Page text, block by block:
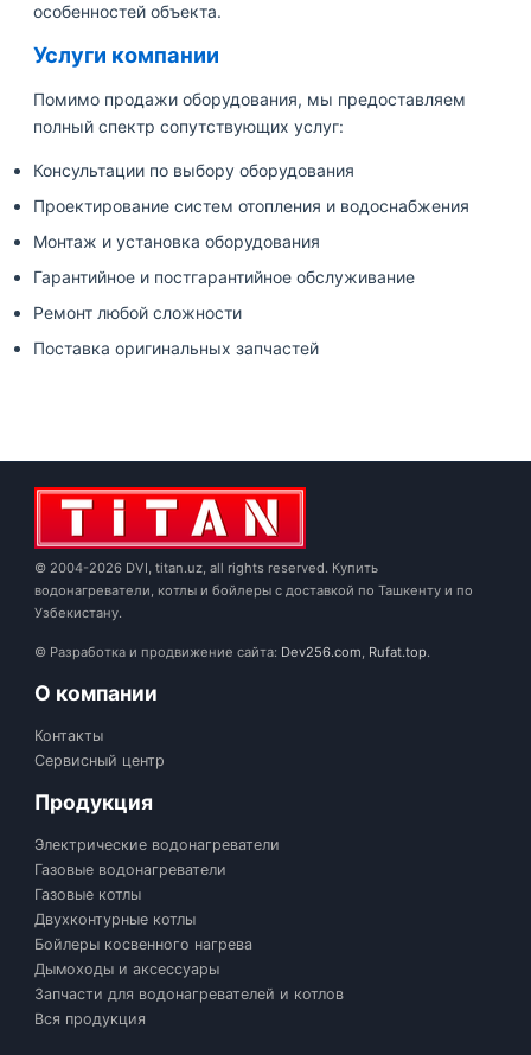
особенностей объекта.
Услуги компании
Помимо продажи оборудования, мы предоставляем
полный спектр сопутствующих услуг:
Консультации по выбору оборудования
Проектирование систем отопления и водоснабжения
Монтаж и установка оборудования
Гарантийное и постгарантийное обслуживание
Ремонт любой сложности
Поставка оригинальных запчастей
© 2004-2026 DVI, titan.uz, all rights reserved. Купить
водонагреватели, котлы и бойлеры с доставкой по Ташкенту и по
Узбекистану.
© Разработка и продвижение сайта: Dev256.com, Rufat.top.
О компании
Контакты
Сервисный центр
Продукция
Электрические водонагреватели
Газовые водонагреватели
Газовые котлы
Двухконтурные котлы
Бойлеры косвенного нагрева
Дымоходы и аксессуары
Запчасти для водонагревателей и котлов
Вся продукция